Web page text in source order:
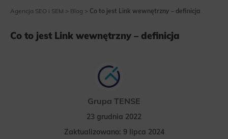
Agencja SEO i SEM > Blog > Co to jest Link wewnętrzny – definicja
Co to jest Link wewnętrzny – definicja
Grupa TENSE
23 grudnia 2022
Zaktualizowano: 9 lipca 2024